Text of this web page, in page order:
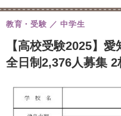
【高校受験2025】
全日制2,376人募集
教育・受験 中学生